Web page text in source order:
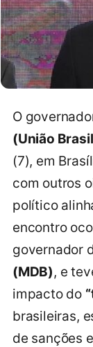
O
(União
(7), em
com outros
político
encontro
governador
(MDB), e
impacto do
brasileiras,
de sanções